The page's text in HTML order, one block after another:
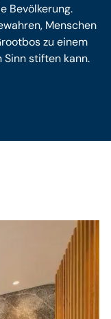
Bevölkerung.
Menschen
zu einem
Sinn stiften kann.